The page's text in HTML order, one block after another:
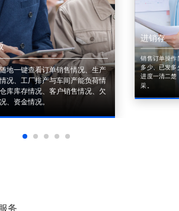
地一键查看订单销售情况、生产
况、工厂排产与车间产能负荷情
库库存情况、客户销售情况、欠
、资金情况。
进销存
销售订单操作
多少、已发多
进度一清二楚
采。
务